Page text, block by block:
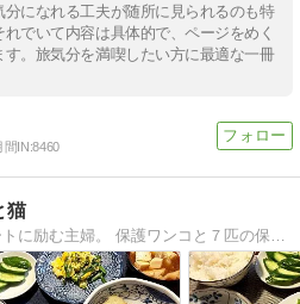
になれる工夫が随所に見られるのも特
でいて内容は具体的で、ページをめく
。旅気分を満喫したい方に最適な一冊
間IN:8460
猫